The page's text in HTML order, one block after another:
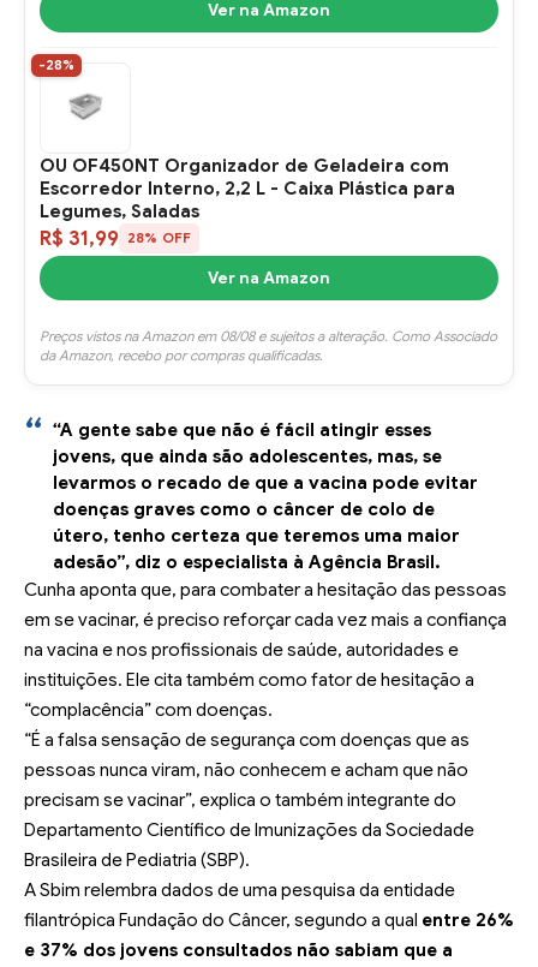
Ver na Amazon
-28%
OU OF450NT Organizador de Geladeira com
Escorredor Interno, 2,2 L - Caixa Plástica para
Legumes, Saladas
R$ 31,99 28% OFF
Ver na Amazon
Preços vistos na Amazon em 08/08 e sujeitos a alteração. Como Associado
da Amazon, recebo por compras qualificadas.
“A gente sabe que não é fácil atingir esses
jovens, que ainda são adolescentes, mas, se
levarmos o recado de que a vacina pode evitar
doenças graves como o câncer de colo de
útero, tenho certeza que teremos uma maior
adesão”, diz o especialista à Agência Brasil.
Cunha aponta que, para combater a hesitação das pessoas
em se vacinar, é preciso reforçar cada vez mais a confiança
na vacina e nos profissionais de saúde, autoridades e
instituições. Ele cita também como fator de hesitação a
“complacência” com doenças.
“É a falsa sensação de segurança com doenças que as
pessoas nunca viram, não conhecem e acham que não
precisam se vacinar”, explica o também integrante do
Departamento Científico de Imunizações da Sociedade
Brasileira de Pediatria (SBP).
A Sbim relembra dados de uma pesquisa da entidade
filantrópica Fundação do Câncer, segundo a qual entre 26%
e 37% dos jovens consultados não sabiam que a